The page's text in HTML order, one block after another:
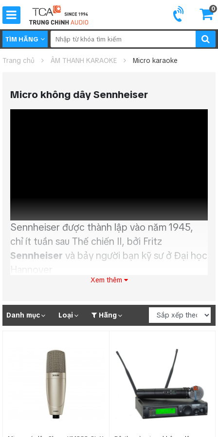
0
TÌM HÃNG
Trang chủ ÂM THANH KARAOKE Micro karaoke
Micro không dây Sennheiser
Sennheiser được thành lập vào năm 1945,
chỉ ít tuần sau Thế chiến II, bởi Fritz
Sennheiser và bảy người bạn kỹ sư ở Đại học
Hannover
Xem thêm
Danh mục Loại Hãng